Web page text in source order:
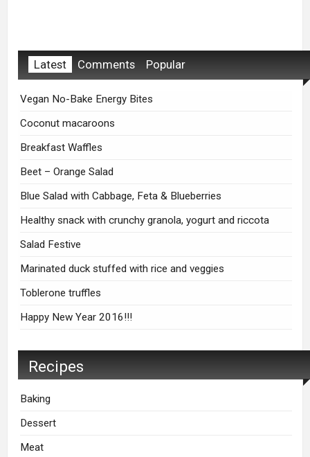
Latest Comments Popular
Vegan No-Bake Energy Bites
Coconut macaroons
Breakfast Waffles
Beet – Orange Salad
Blue Salad with Cabbage, Feta & Blueberries
Healthy snack with crunchy granola, yogurt and riccota
Salad Festive
Marinated duck stuffed with rice and veggies
Toblerone truffles
Happy New Year 2016!!!
Recipes
Baking
Dessert
Meat